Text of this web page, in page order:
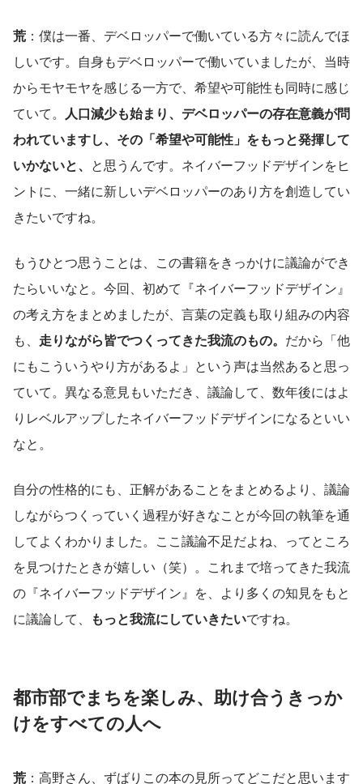
荒 ：僕は一番、デベロッパーで働いている方々に読んでほ
しいです。自身もデベロッパーで働いていましたが、当時
からモヤモヤを感じる一方で、希望や可能性も同時に感じ
ていて。 人口減少も始まり、デベロッパーの存在意義が問
われていますし、その「希望や可能性」をもっと発揮して
いかないと、 と思うんです。ネイバーフッドデザインをヒ
ントに、一緒に新しいデベロッパーのあり方を創造してい
きたいですね。
もうひとつ思うことは、この書籍をきっかけに議論ができ
たらいいなと。今回、初めて『ネイバーフッドデザイン』
の考え方をまとめましたが、言葉の定義も取り組みの内容
も、 走りながら皆でつくってきた我流のもの。 だから「他
にもこういうやり方があるよ」という声は当然あると思っ
ていて。異なる意見もいただき、議論して、数年後にはよ
りレベルアップしたネイバーフッドデザインになるといい
なと。
自分の性格的にも、正解があることをまとめるより、議論
しながらつくっていく過程が好きなことが今回の執筆を通
してよくわかりました。ここ議論不足だよね、ってところ
を見つけたときが嬉しい（笑）。これまで培ってきた我流
の『ネイバーフッドデザイン』を、より多くの知見をもと
に議論して、
もっと我流にしていきたいですね。
都市部でまちを楽しみ、助け合うきっか
けをすべての人へ
荒 ：高野さん、ずばりこの本の見所ってどこだと思います